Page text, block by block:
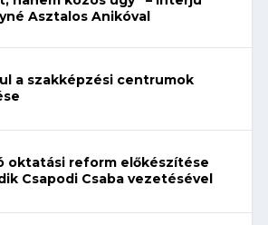
Asztalos Anikóval
a szakképzési centrumok
oktatási reform előkészítése
Csapodi Csaba vezetésével